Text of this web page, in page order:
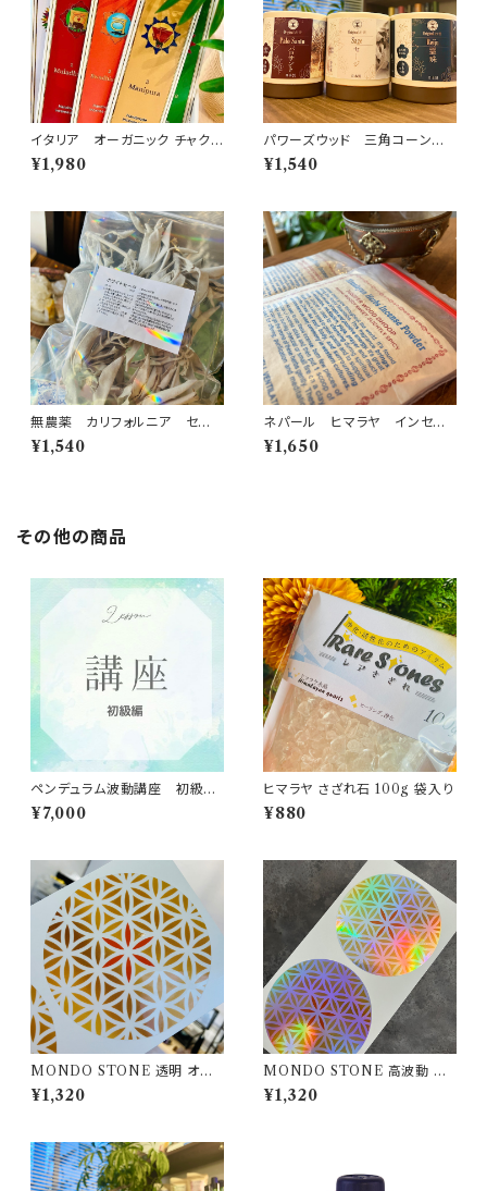
イタリア オーガニック チャクラ
インセンス
¥1,980
パワーズウッド 三角コーンお
香 お塩入り 無香料 無添
¥1,540
無農薬 カリフォルニア セー
ジの葉 30g 袋入り
¥1,540
ネパール ヒマラヤ インセン
スパウダー ジュニパーウッド
粉お香
¥1,650
その他の商品
ペンデュラム波動講座 初級
編 「自身やモノの波動、モノと
の相性をみる」
¥7,000
ヒマラヤ さざれ石 100g 袋入り
¥880
MONDO STONE 透明 オリ
ジナルステッカー シール 10cm
サイズ ２枚
¥1,320
MONDO STONE 高波動 オ
リジナルステッカー シール 10c
mサイズ ２枚
¥1,320